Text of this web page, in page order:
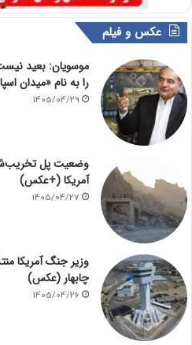
عکس و فیلم
موسویان: بعید
را به نام «میدان
1405/04/29
وضعیت پل
آمریکا (+عکس)
1405/04/27
وزیر جنگ آمریکا
چابهار (عکس)
1405/04/26